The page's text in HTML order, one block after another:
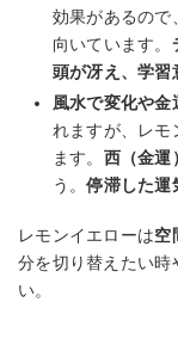
効果があるので
向いています。
頭が冴え、学習
風水で変化や金
れますが、レモ
ます。 西（金運
う。停滞した運
レモンイエローは空
分を切り替えたい時
い。